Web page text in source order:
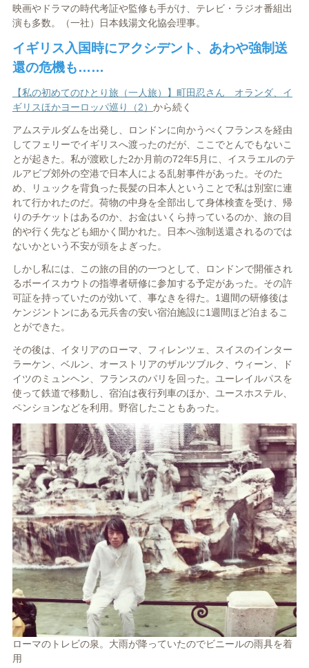
映画やドラマの時代考証や監修も手がけ、テレビ・ラジオ番組出
演も多数。（一社）日本銭湯文化協会理事。
イギリス入国時にアクシデント、あわや強制送
還の危機も……
【私の初めてのひとり旅（一人旅）】町田忍さん オランダ、イ
ギリスほかヨーロッパ巡り（2） から続く
アムステルダムを出発し、ロンドンに向かうべくフランスを経由
してフェリーでイギリスへ渡ったのだが、ここでとんでもないこ
とが起きた。私が渡欧した2か月前の72年5月に、イスラエルのテ
ルアビブ郊外の空港で日本人による乱射事件があった。そのた
め、リュックを背負った長髪の日本人ということで私は別室に連
れて行かれたのだ。荷物の中身を全部出して身体検査を受け、帰
りのチケットはあるのか、お金はいくら持っているのか、旅の目
的や行く先なども細かく聞かれた。日本へ強制送還されるのでは
ないかという不安が頭をよぎった。
しかし私には、この旅の目的の一つとして、ロンドンで開催され
るボーイスカウトの指導者研修に参加する予定があった。その許
可証を持っていたのが効いて、事なきを得た。1週間の研修後は
ケンジントンにある元兵舎の安い宿泊施設に1週間ほど泊まるこ
とができた。
その後は、イタリアのローマ、フィレンツェ、スイスのインター
ラーケン、ベルン、オーストリアのザルツブルク、ウィーン、ド
イツのミュンヘン、フランスのパリを回った。ユーレイルパスを
使って鉄道で移動し、宿泊は夜行列車のほか、ユースホステル、
ペンションなどを利用。野宿したこともあった。
ローマのトレビの泉。大雨が降っていたのでビニールの雨具を着
用